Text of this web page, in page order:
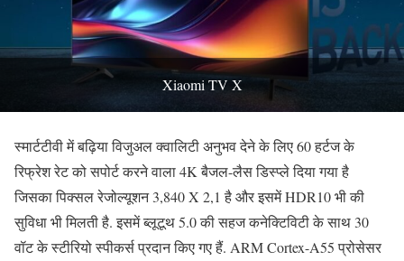
Xiaomi TV X
स्मार्टटीवी में बढ़िया विजुअल क्वालिटी अनुभव देने के लिए 60 हर्टज के
रिफ्रेश रेट को सपोर्ट करने वाला 4K बैजल-लैस डिस्प्ले दिया गया है
जिसका पिक्सल रेजोल्यूशन 3,840 X 2,1 है और इसमें HDR10 भी की
सुविधा भी मिलती है. इसमें ब्लूटूथ 5.0 की सहज कनेक्टिविटी के साथ 30
वॉट के स्टीरियो स्पीकर्स प्रदान किए गए हैं. ARM Cortex-A55 प्रोसेसर